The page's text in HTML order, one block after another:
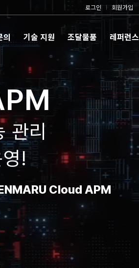
로그인 회원가입
의 기술 지원 조달물품 레퍼런스
관리
!
Cloud APM